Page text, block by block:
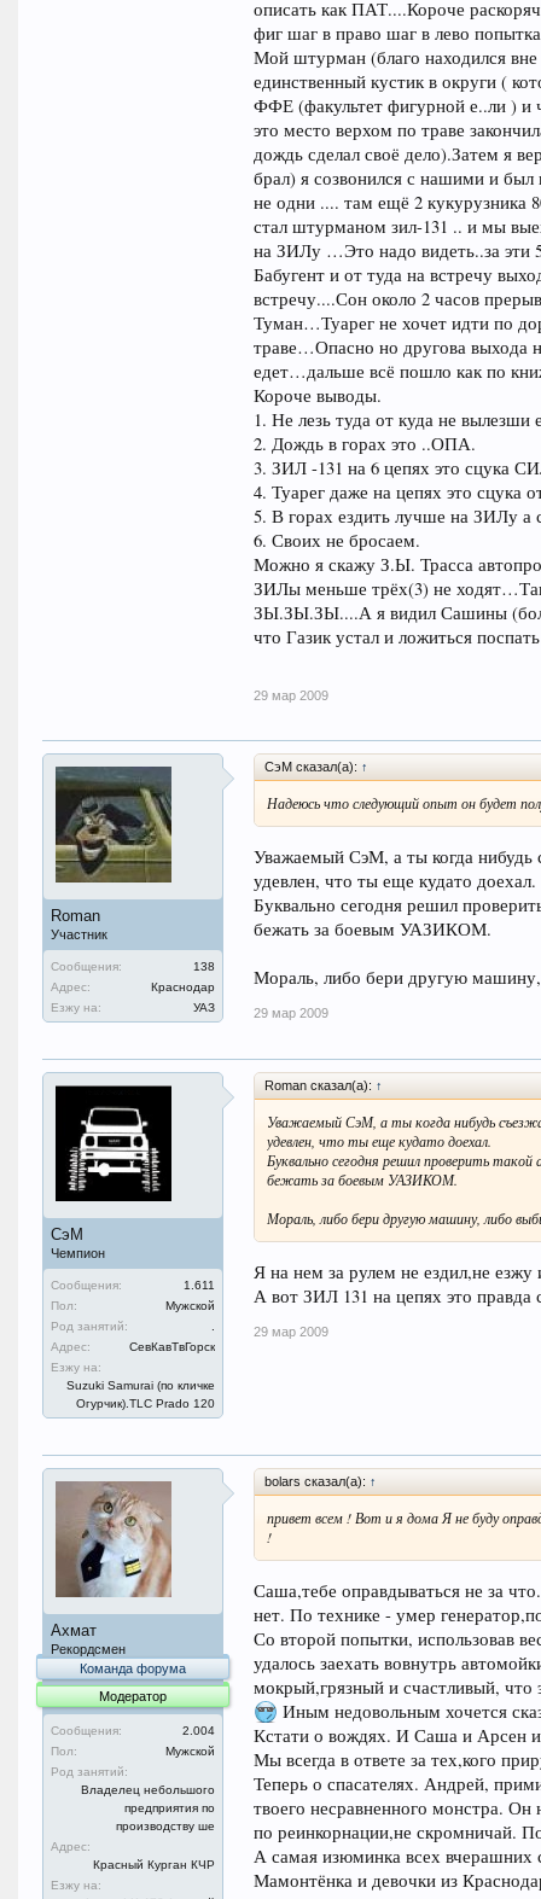
описать как ПАТ....Короче
фиг шаг в право шаг в лево
Мой штурман (благо находился вне
единственный кустик в округи (
ФФЕ (факультет фигурной е..ли ) и
это место верхом по траве
дождь сделал своё дело).Затем я
брал) я созвонился с нашими и
не одни .... там ещё 2 кукурузника
стал штурманом зил-131 .. и мы
на ЗИЛу …Это надо видеть..за эти
Бабугент и от туда на встречу
встречу....Сон около 2 часов
Туман…Туарег не хочет идти по
траве…Опасно но другова выхода
едет…дальше всё пошло как по
Короче выводы.
1. Не лезь туда от куда не вылезши
2. Дождь в горах это ..ОПА.
3. ЗИЛ -131 на 6 цепях это сцука
4. Туарег даже на цепях это сцука
5. В горах ездить лучше на ЗИЛу а
6. Своих не бросаем.
Можно я скажу З.Ы. Трасса
ЗИЛы меньше трёх(3) не
ЗЫ.ЗЫ.ЗЫ....А я видил Сашины
что Газик устал и ложиться
29 мар 2009
Roman
Участник
Сообщения:
138
Адрес:
Краснодар
Езжу на:
УАЗ
СэМ сказал(а): ↑
Надеюсь что следующий опыт он будет
Уважаемый СэМ, а ты когда нибудь
удевлен, что ты еще кудато доехал.
Буквально сегодня решил
бежать за боевым УАЗИКОМ.
Мораль, либо бери другую
29 мар 2009
СэМ
Чемпион
Сообщения:
1.611
Пол:
Мужской
Род занятий:
Адрес:
СевКавТвГорск
Езжу на:
Suzuki Samurai (по кличке
Огурчик).TLC Prado 120
Roman сказал(а): ↑
Уважаемый СэМ, а ты когда нибудь
удевлен, что ты еще кудато доехал.
Буквально сегодня решил проверить
бежать за боевым УАЗИКОМ.
Мораль, либо бери другую машину, либо
Я на нем за рулем не ездил,не
А вот ЗИЛ 131 на цепях это
29 мар 2009
Ахмат
Рекордсмен
Команда форума
Модератор
Сообщения:
2.004
Пол:
Мужской
Род занятий:
Владелец небольшого
предприятия по
производству ше
Адрес:
Красный Курган КЧР
Езжу на:
bolars сказал(а): ↑
привет всем ! Вот и я дома Я не буду
!
Саша,тебе оправдываться не за
нет. По технике - умер
Со второй попытки, использовав
удалось заехать вовнутрь
мокрый,грязный и счастливый, что
Иным недовольным хочется
Кстати о вождях. И Саша и Арсен
Мы всегда в ответе за тех,кого
Теперь о спасателях. Андрей,
твоего несравненного монстра.
по реинкорнации,не скромничай.
А самая изюминка всех вчерашних
Мамонтёнка и девочки из